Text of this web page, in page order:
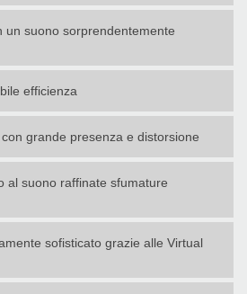
un suono sorprendentemente
efficienza
grande presenza e distorsione
al suono raffinate sfumature
sofisticato grazie alle Virtual